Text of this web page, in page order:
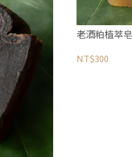
老酒粕植萃皂
NT$300